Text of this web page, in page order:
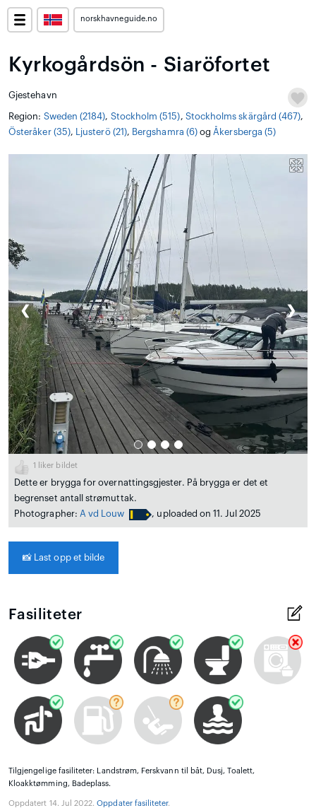
norskhavneguide.no
Kyrkogårdsön - Siaröfortet
Gjestehavn
Region: Sweden (2184), Stockholm (515), Stockholms skärgård (467),
Österåker (35), Ljusterö (21), Bergshamra (6)og Åkersberga (5)
❮ ❯
1 liker bildet
Dette er brygga for overnattingsgjester. På brygga er det et
begrenset antall strømuttak.
Photographer: A vd Louw , uploaded on 11. Jul 2025
📸 Last opp et bilde
Fasiliteter
Tilgjengelige fasiliteter: Landstrøm, Ferskvann til båt, Dusj, Toalett,
Kloakktømming, Badeplass.
Oppdatert 14. Jul 2022.Oppdater fasiliteter.